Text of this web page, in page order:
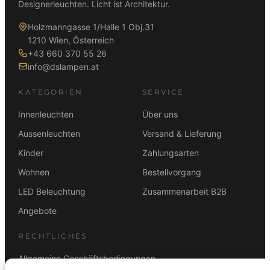
Designerleuchten. Licht ist Architektur.
Holzmanngasse 1/Halle 1 Obj.31
1210 Wien, Österreich
+43 660 370 55 26
info@dslampen.at
KATEGORIEN
Innenleuchten
Aussenleuchten
Kinder
Wohnen
LED Beleuchtung
Angebote
SERVICE
Über uns
Versand & Lieferung
Zahlungsarten
Bestellvorgang
Zusammenarbeit B2B
RECHTLICHES
Allgemeine Geschäftsbedingungen